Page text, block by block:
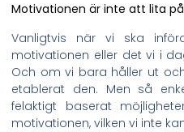
Motivationen är inte att lita på
Vanligtvis när vi ska
motivationen eller det vi i
Och om vi bara håller ut
etablerat den. Men så
felaktigt baserat
motivationen, vilken vi inte